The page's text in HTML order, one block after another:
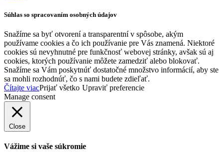
Súhlas so spracovaním osobných údajov
Snažíme sa byť otvorení a transparentní v spôsobe, akým
používame cookies a čo ich používanie pre Vás znamená. Niektoré
cookies sú nevyhnutné pre funkčnosť webovej stránky, avšak sú aj
cookies, ktorých používanie môžete zamedziť alebo blokovať.
Snažíme sa Vám poskytnúť dostatočné množstvo informácií, aby ste
sa mohli rozhodnúť, čo s nami budete zdieľať.
Čítajte viacPrijať všetko Upraviť preferencie
Manage consent
Close
Vážime si vaše súkromie